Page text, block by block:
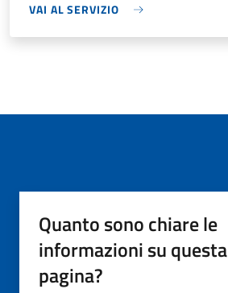
VAI AL SERVIZIO
Quanto sono chiare le
informazioni su questa
pagina?